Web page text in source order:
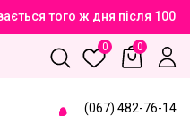
того ж дня після
0 0
(067) 482-76-14